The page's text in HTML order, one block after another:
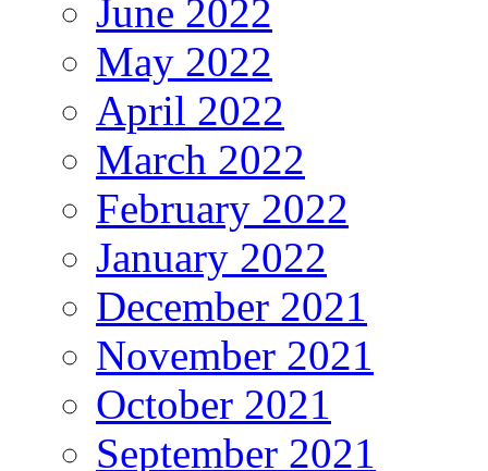
June 2022
May 2022
April 2022
March 2022
February 2022
January 2022
December 2021
November 2021
October 2021
September 2021